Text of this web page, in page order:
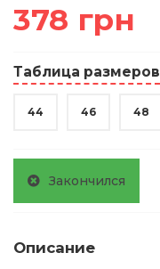
378 грн
Таблица размеров
44 46 48
Закончился
Описание